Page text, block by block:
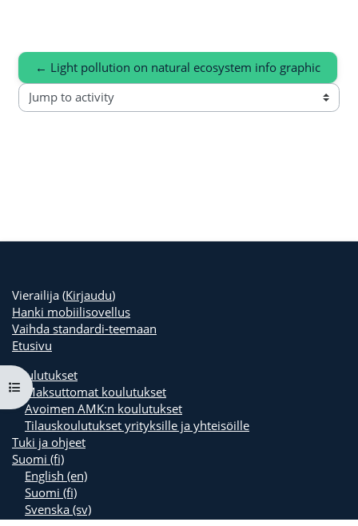
Avaa kurssisisältö
← Light pollution on natural ecosystem info graphic
Jump to activity
Vierailija (Kirjaudu)
Hanki mobiilisovellus
Vaihda standardi-teemaan
Etusivu
Koulutukset
Maksuttomat koulutukset
Avoimen AMK:n koulutukset
Tilauskoulutukset yrityksille ja yhteisöille
Tuki ja ohjeet
Suomi ‎(fi)‎
English ‎(en)‎
Suomi ‎(fi)‎
Svenska ‎(sv)‎